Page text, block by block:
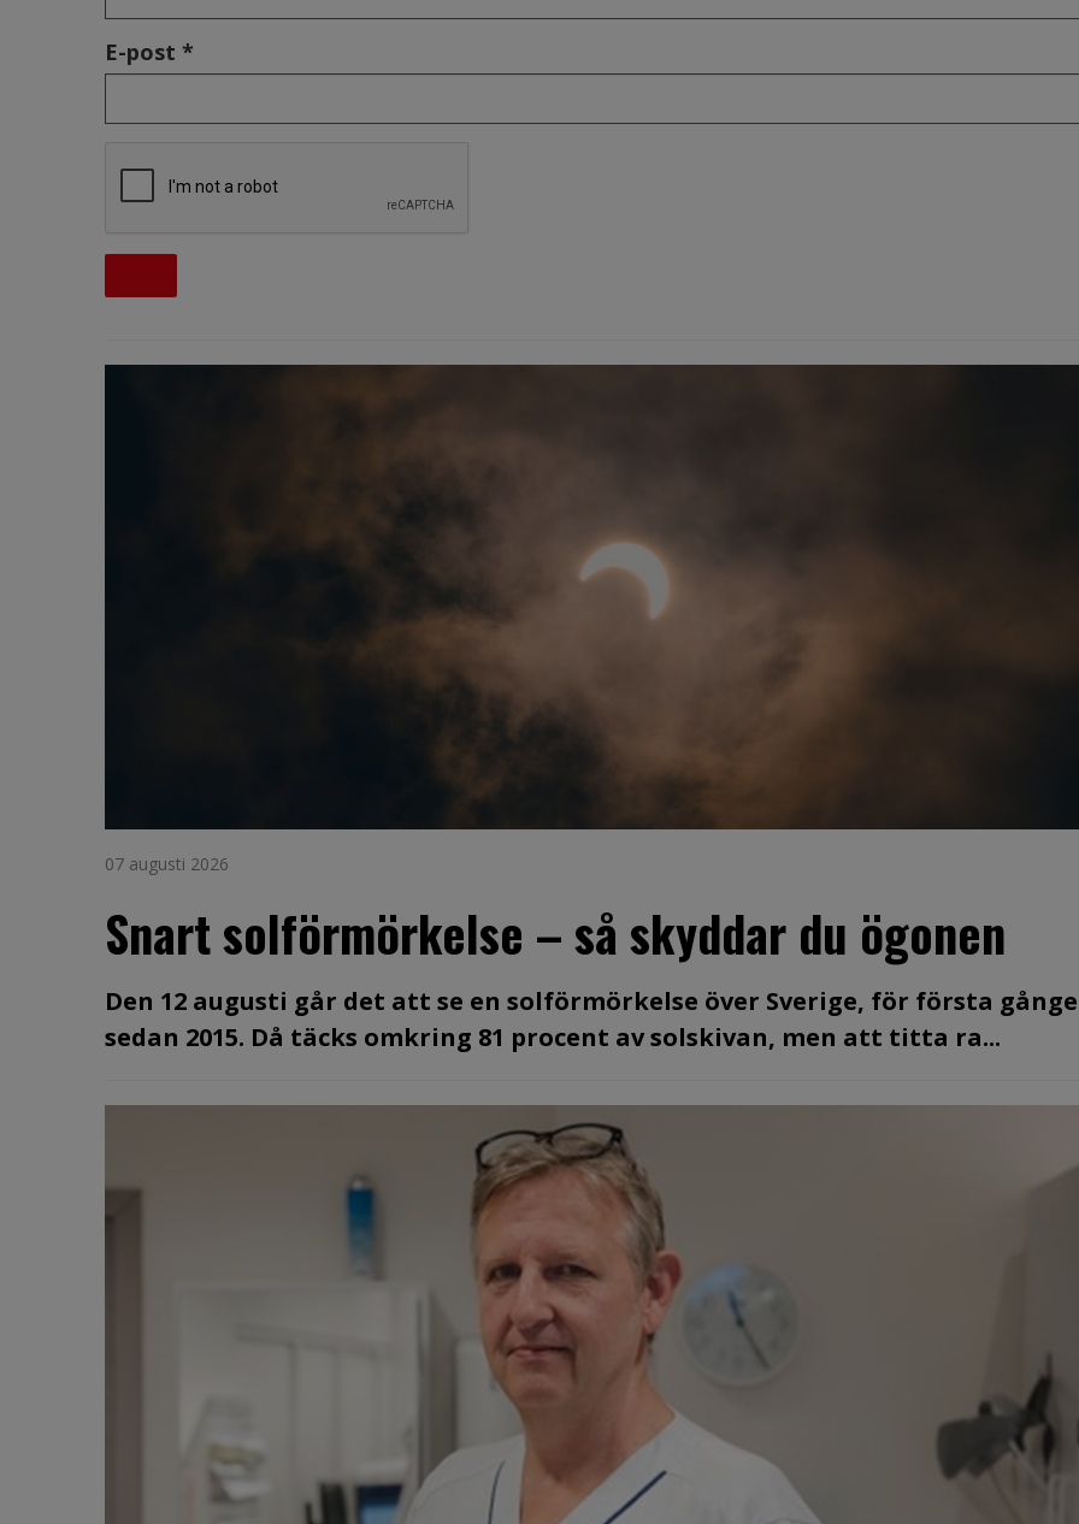
E-post *
07 augusti 2026
Snart solförmörkelse – så skyddar du ögonen
Den 12 augusti går det att se en solförmörkelse över Sverige, för första
sedan 2015. Då täcks omkring 81 procent av solskivan, men att titta ra...